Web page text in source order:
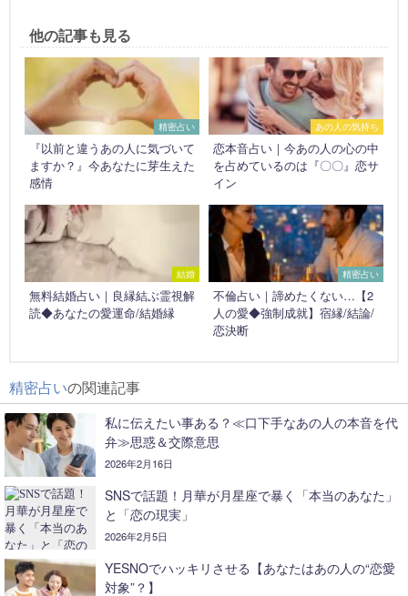
他の記事も見る
精密占い
『以前と違うあの人に気づいて
ますか？』今あなたに芽生えた
感情
あの人の気持ち
恋本音占い｜今あの人の心の中
を占めているのは『〇〇』恋サ
イン
結婚
無料結婚占い｜良縁結ぶ霊視解
読◆あなたの愛運命/結婚縁
精密占い
不倫占い｜諦めたくない…【2
人の愛◆強制成就】宿縁/結論/
恋決断
精密占いの関連記事
私に伝えたい事ある？≪口下手なあの人の本音を代
弁≫思惑＆交際意思
2026年2月16日
SNSで話題！月華が月星座で暴く「本当のあなた」
と「恋の現実」
2026年2月5日
YESNOでハッキリさせる【あなたはあの人の“恋愛
対象”？】